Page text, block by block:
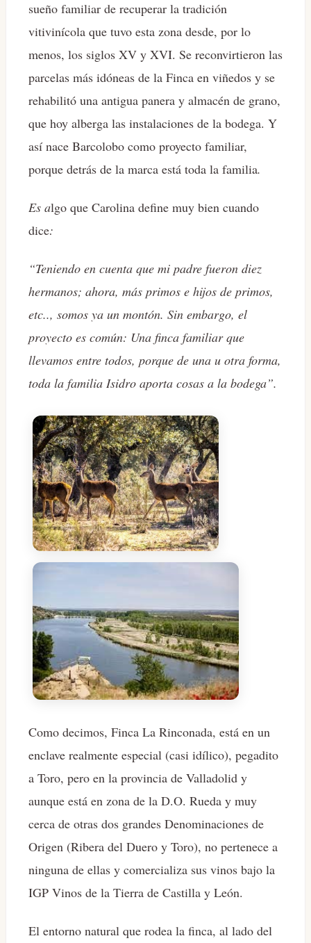
sueño familiar de recuperar la tradición
vitivinícola que tuvo esta zona desde, por lo
menos, los siglos XV y XVI. Se reconvirtieron las
parcelas más idóneas de la Finca en viñedos y se
rehabilitó una antigua panera y almacén de grano,
que hoy alberga las instalaciones de la bodega. Y
así nace Barcolobo como proyecto familiar,
porque detrás de la marca está toda la familia.
Es algo que Carolina define muy bien cuando
dice:
“Teniendo en cuenta que mi padre fueron diez
hermanos; ahora, más primos e hijos de primos,
etc.., somos ya un montón. Sin embargo, el
proyecto es común: Una finca familiar que
llevamos entre todos, porque de una u otra forma,
toda la familia Isidro aporta cosas a la bodega”.
Como decimos, Finca La Rinconada, está en un
enclave realmente especial (casi idílico), pegadito
a Toro, pero en la provincia de Valladolid y
aunque está en zona de la D.O. Rueda y muy
cerca de otras dos grandes Denominaciones de
Origen (Ribera del Duero y Toro), no pertenece a
ninguna de ellas y comercializa sus vinos bajo la
IGP Vinos de la Tierra de Castilla y León.
El entorno natural que rodea la finca, al lado del